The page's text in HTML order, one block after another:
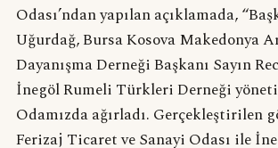
Odası’ndan yapılan açıklamada,
Uğurdağ, Bursa Kosova Makedonya
Dayanışma Derneği Başkanı Sayın
İnegöl Rumeli Türkleri Derneği
Odamızda ağırladı. Gerçekleştirilen
Ferizaj Ticaret ve Sanayi Odası ile